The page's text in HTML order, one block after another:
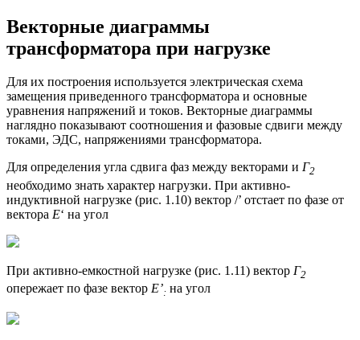
Векторные диаграммы
трансформатора при нагрузке
Для их построения используется электрическая схема
замещения приведенного трансформатора и основные
уравнения напряжений и токов. Векторные диаграммы
наглядно показывают соотношения и фазовые сдвиги между
токами, ЭДС, напряжениями трансформатора.
Для определения угла сдвига фаз между векторами и Г2
необходимо знать характер нагрузки. При активно-
индуктивной нагрузке (рис. 1.10) вектор /’ отстает по фазе от
вектора Е‘ на угол
При активно-емкостной нагрузке (рис. 1.11) вектор Г2
опережает по фазе вектор Е’: на угол